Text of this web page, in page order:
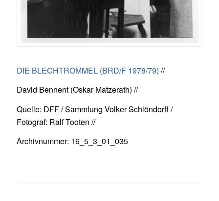
DIE BLECHTROMMEL (BRD/F 1978/79) //
David Bennent (Oskar Matzerath) //
Quelle: DFF / Sammlung Volker Schlöndorff /
Fotograf: Ralf Tooten //
Archivnummer: 16_5_3_01_035